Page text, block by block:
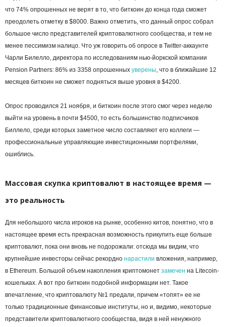
что 74% опрошенных не верят в то, что биткоин до конца года сможет
преодолеть отметку в $8000. Важно отметить, что данный опрос собрал
большое число представителей криптовалютного сообщества, и тем не
менее пессимизм налицо. Что уж говорить об опросе в Twitter-аккаунте
Чарли Билелло, директора по исследованиям нью-йоркской компании
Pension Partners: 86% из 3358 опрошенных уверены, что в ближайшие 12
месяцев биткоин не сможет подняться выше уровня в $4200.
Опрос проводился 21 ноября, и биткоин после этого смог через неделю
выйти на уровень в почти $4500, то есть большинство подписчиков
Биллело, среди которых заметное число составляют его коллеги —
профессиональные управляющие инвестиционными портфелями,
ошиблись.
Массовая скупка криптовалют в настоящее время —
это реальность
Для небольшого числа игроков на рынке, особенно китов, понятно, что в
настоящее время есть прекрасная возможность прикупить еще больше
криптовалют, пока они вновь не подорожали: отсюда мы видим, что
крупнейшие инвесторы сейчас рекордно нарастили вложения, например,
в Ethereum. Большой объем накопления криптомонет замечен на Litecoin-
кошельках. А вот про биткоин подобной информации нет. Такое
впечатление, что криптовалюту №1 предали, причем «топят» ее не
только традиционные финансовые институты, но и, видимо, некоторые
представители криптовалютного сообщества, видя в ней ненужного